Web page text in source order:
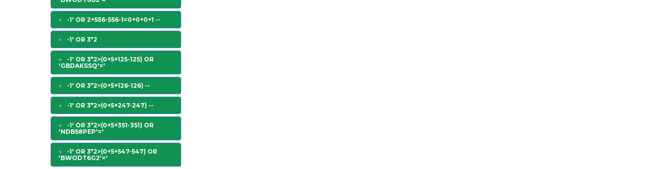
-1' OR 2+556-556-1=0+0+0+1 --
-1' OR 3*2
-1' OR 3*2>(0+5+125-125) OR
'GBDAKSSQ'='
-1' OR 3*2>(0+5+126-126) --
-1' OR 3*2>(0+5+247-247) --
-1' OR 3*2>(0+5+351-351) OR
'NDB58PEP'='
-1' OR 3*2>(0+5+547-547) OR
'BWODT6G2'='